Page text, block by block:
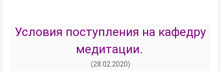
Условия поступления на кафедру
медитации.
(28.02.2020)